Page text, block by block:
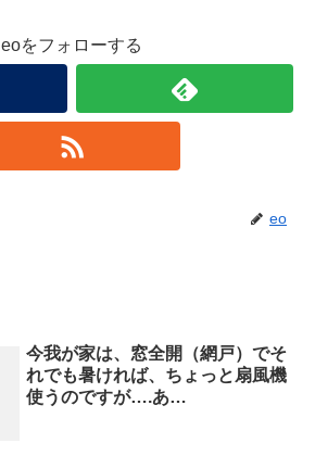
eoをフォローする
eo
今我が家は、窓全開（網戸）でそ
れでも暑ければ、ちょっと扇風機
使うのですが….あ…